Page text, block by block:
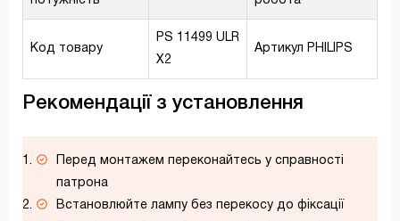
Код товару
PS 11499 ULR
X2
Артикул PHILIPS
Рекомендації з установлення
Перед монтажем переконайтесь у справності
патрона
Встановлюйте лампу без перекосу до фіксації